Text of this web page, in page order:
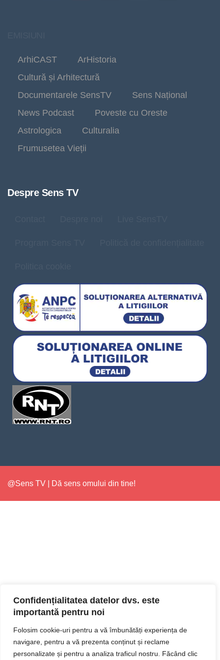
Confidențialitatea datelor dvs. este
importantă pentru noi
Folosim cookie-uri pentru a vă îmbunătăți experiența de
navigare, pentru a vă prezenta conținut și reclame
personalizate și pentru a analiza traficul nostru. Făcând clic
ArhiCAST
ArHistoria
Cultură și Arhitectură
Documentarele SensTV
Sens Național
News Podcast
Poveste cu Oreste
Astrologica
Culturalia
Frumusetea Vieții
Despre Sens TV
@Sens TV | Dă sens omului din tine!